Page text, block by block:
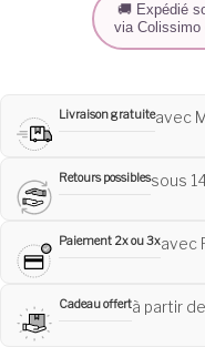
🚚 Expédié
via
Livraison gratuiteavec
Retours possiblessous
Paiement 2x ou 3xavec
Cadeau offertà partir